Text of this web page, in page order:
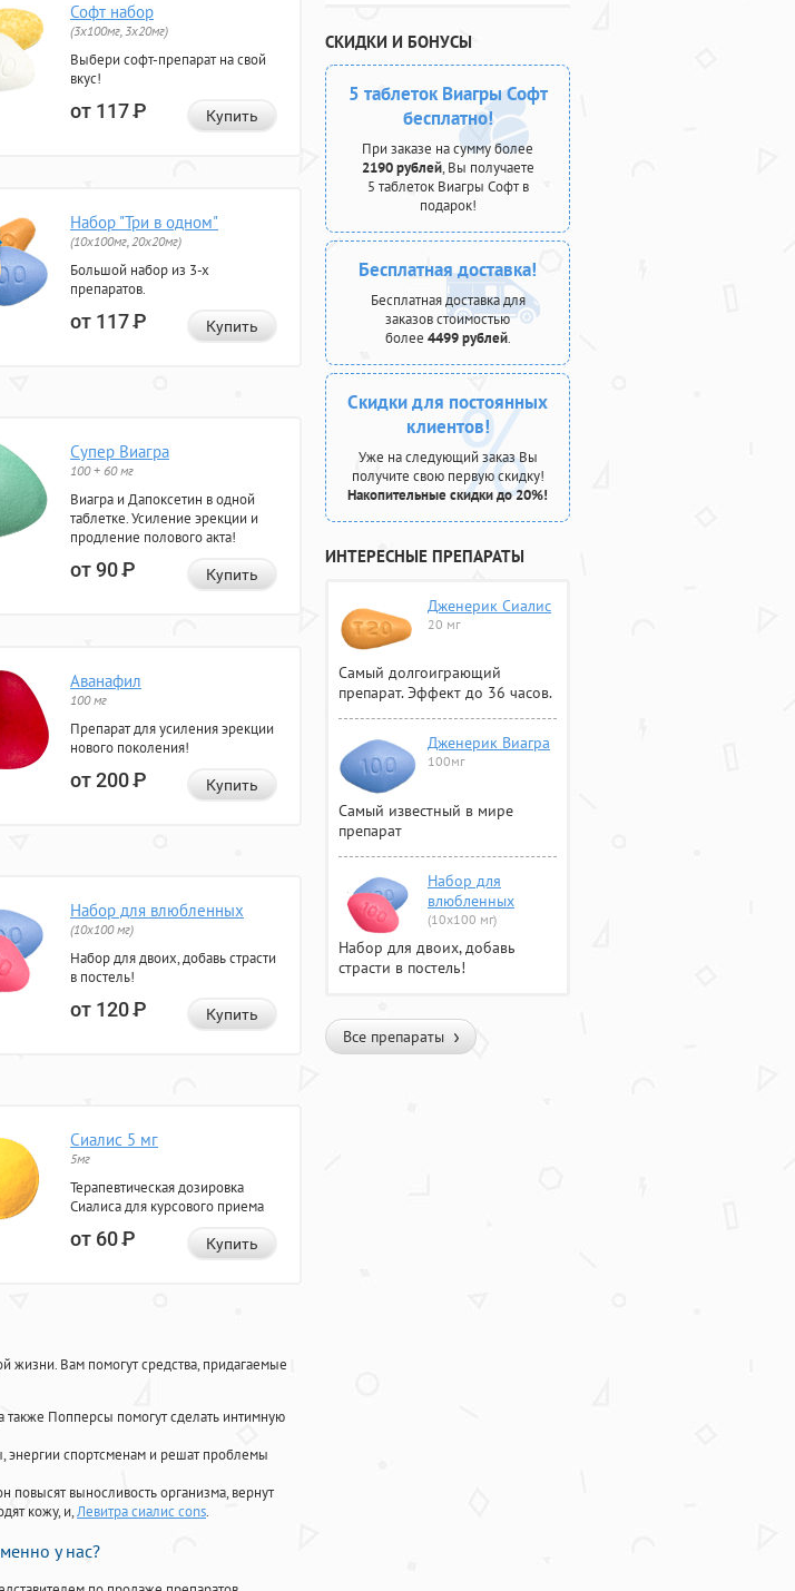
Софт набор
(3x100мг, 3x20мг)
Выбери софт-препарат на свой
вкус!
от 117Р Купить
Набор "Три в одном"
(10x100мг, 20x20мг)
Большой набор из 3-х
препаратов.
от 117Р Купить
Супер Виагра
100 + 60 мг
Виагра и Дапоксетин в одной
таблетке. Усиление эрекции и
продление полового акта!
от 90Р Купить
Аванафил
100 мг
Препарат для усиления эрекции
нового поколения!
от 200Р Купить
Набор для влюбленных
(10х100 мг)
Набор для двоих, добавь страсти
в постель!
от 120Р Купить
Сиалис 5 мг
5мг
Терапевтическая дозировка
Сиалиса для курсового приема
от 60Р Купить
жизни. Вам помогут средства, придагаемые
также Попперсы помогут сделать интимную
энергии спортсменам и решат проблемы
выносливость организма, вернут
кожу, и,Левитра сиалис cons.
у нас?
СКИДКИ И БОНУСЫ
5 таблеток Виагры Софт
бесплатно!
При заказе на сумму более
2190 рублей, Вы получаете
5 таблеток Виагры Софт в
подарок!
Бесплатная доставка!
Бесплатная доставка для
заказов стоимостью
более 4499 рублей.
Скидки для постоянных
клиентов!
Уже на следующий заказ Вы
получите свою первую скидку!
Накопительные скидки до 20%!
ИНТЕРЕСНЫЕ ПРЕПАРАТЫ
Дженерик Сиалис
20 мг
Самый долгоиграющий
препарат. Эффект до 36 часов.
Дженерик Виагра
100мг
Самый известный в мире
препарат
Набор для
влюбленных
(10х100 мг)
Набор для двоих, добавь
страсти в постель!
Все препараты